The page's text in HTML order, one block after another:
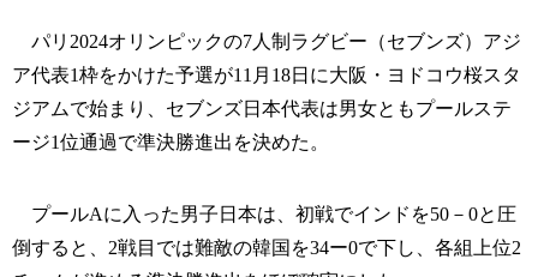
パリ2024オリンピックの7人制ラグビー（セブンズ）アジ
ア代表1枠をかけた予選が11月18日に大阪・ヨドコウ桜スタ
ジアムで始まり、セブンズ日本代表は男女ともプールステ
ージ1位通過で準決勝進出を決めた。
プールAに入った男子日本は、初戦でインドを50－0と圧
倒すると、2戦目では難敵の韓国を34ー0で下し、各組上位2